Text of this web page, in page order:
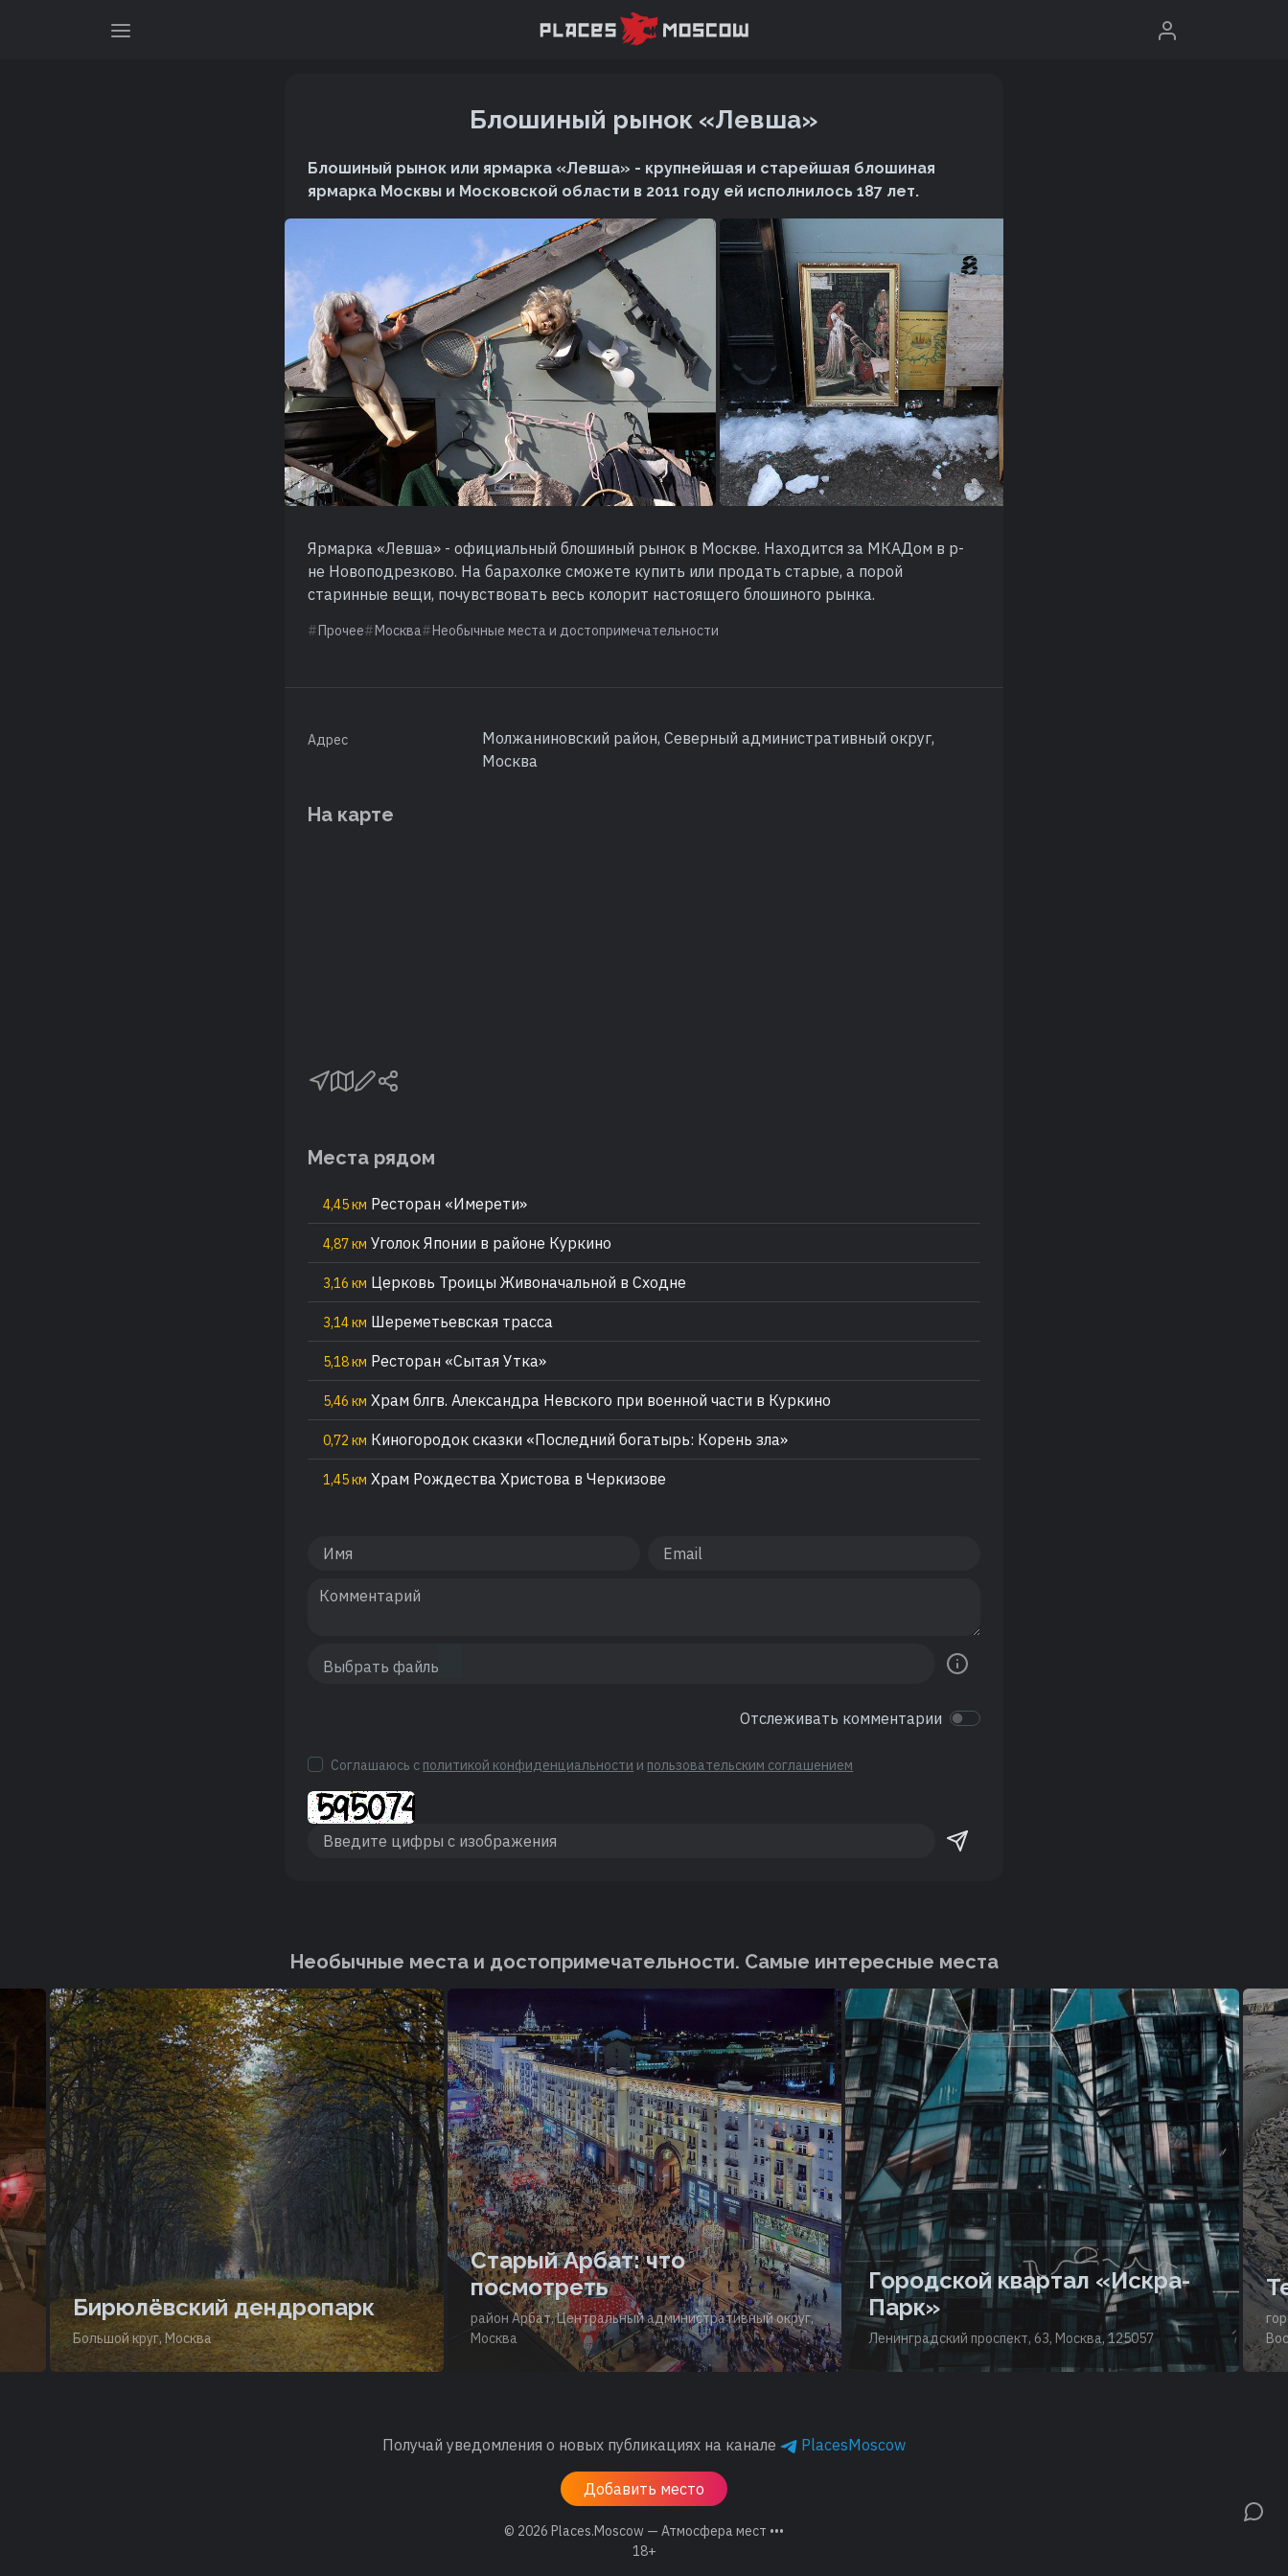
Блошиный рынок «Левша»
Блошиный рынок или ярмарка «Левша» - крупнейшая и старейшая блошиная
ярмарка Москвы и Московской области в 2011 году ей исполнилось 187 лет.
Ярмарка «Левша» - официальный блошиный рынок в Москве. Находится за МКАДом в р-
не Новоподрезково. На барахолке сможете купить или продать старые, а порой
старинные вещи, почувствовать весь колорит настоящего блошиного рынка.
Прочее Москва Необычные места и достопримечательности
Адрес
Молжаниновский район, Северный административный округ,
Москва
На карте
Места рядом
4,45 км Ресторан «Имерети»
4,87 км Уголок Японии в районе Куркино
3,16 км Церковь Троицы Живоначальной в Сходне
3,14 км Шереметьевская трасса
5,18 км Ресторан «Сытая Утка»
5,46 км Храм блгв. Александра Невского при военной части в Куркино
0,72 км Киногородок сказки «Последний богатырь: Корень зла»
1,45 км Храм Рождества Христова в Черкизове
Отслеживать комментарии
Соглашаюсь с политикой конфиденциальности и пользовательским соглашением
Необычные места и достопримечательности. Cамые интересные места
Бирюлёвский дендропарк
Большой круг, Москва
Старый Арбат: что
посмотреть
район Арбат, Центральный административный округ,
Москва
Городской квартал «Искра-
Парк»
Ленинградский проспект, 63, Москва, 125057
Получай уведомления о новых публикациях на канале PlacesMoscow
Добавить место
© 2026 Places.Moscow — Атмосфера мест •••
18+